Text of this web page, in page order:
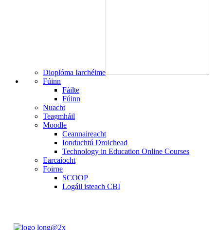
Dioplóma Iarchéime
Fúinn
Fáilte
Fúinn
Nuacht
Teagmháil
Moodle
Ceannaireacht
Ionduchtú Droichead
Technology in Education Online Courses
Earcaíocht
Foirne
SCOOP
Logáil isteach CBI